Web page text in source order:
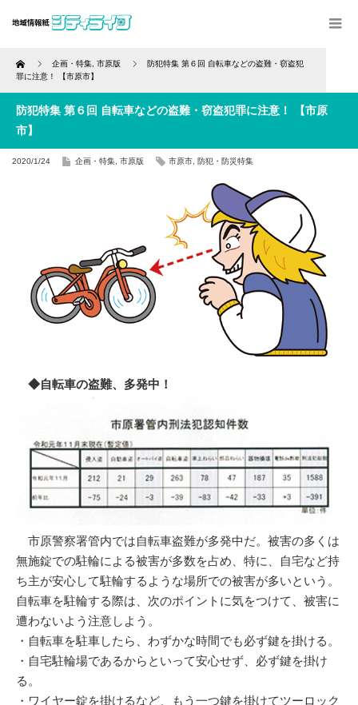
Home 企画・特集 市原版
防犯特集 第６回 自転車などの盗難・窃盗犯
罪に注意！ 【市原市】
防犯特集 第６回 自転車などの盗難・窃盗犯罪に注意！ 【市原
市】
2020/1/24 企画・特集 市原版 市原市 防犯・防災特集
◆自転車の盗難、多発中！
市原警察署管内では自転車盗難が多発中だ。被害の多くは
無施錠での駐輪による被害が多数を占め、特に、自宅など持
ち主が安心して駐輪するような場所での被害が多いという。
自転車を駐輪する際は、次のポイントに気をつけて、被害に
遭わないよう注意しよう。
・自転車を駐車したら、わずかな時間でも必ず鍵を掛ける。
・自宅駐輪場であるからといって安心せず、必ず鍵を掛け
る。
・ワイヤー錠を掛けるなど、もう一つ鍵を掛けてツーロック